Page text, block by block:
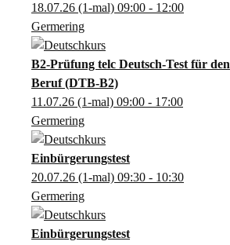
18.07.26 (1-mal) 09:00 - 12:00
Germering
B2-Prüfung telc Deutsch-Test für den
Beruf (DTB-B2)
11.07.26 (1-mal) 09:00 - 17:00
Germering
Einbürgerungstest
20.07.26 (1-mal) 09:30 - 10:30
Germering
Einbürgerungstest